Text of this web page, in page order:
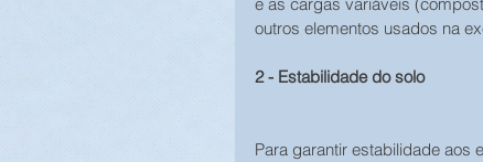
outros elementos usados na
2 - Estabilidade do solo
Para garantir estabilidade aos